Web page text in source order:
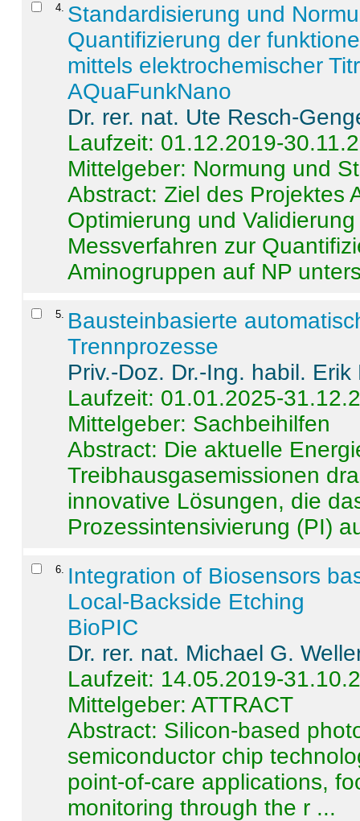
4 Standardisierung und
Quantifizierung der
mittels elektrochemischer
AQuaFunkNano
Dr. rer. nat. Ute Resch-
Laufzeit: 01.12.2019-
Mittelgeber: Normung und
Abstract:Ziel des Projektes
Optimierung und
Messverfahren zur
Aminogruppen auf NP
5
Bausteinbasierte
Trennprozesse
Priv.-Doz. Dr.-Ing. habil. Erik
Laufzeit: 01.01.2025-
Mittelgeber: Sachbeihilfen
Abstract: Die aktuelle
Treibhausgasemissionen
innovative Lösungen, die
Prozessintensivierung (PI)
6
Integration of Biosensors
Local-Backside Etching
BioPIC
Dr. rer. nat. Michael G.
Laufzeit: 14.05.2019-
Mittelgeber: ATTRACT
Abstract: Silicon-based
semiconductor chip
point-of-care applications,
monitoring through the r ...